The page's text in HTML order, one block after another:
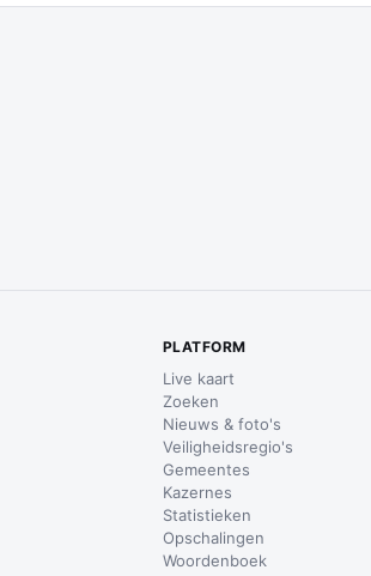
PLATFORM
Live kaart
Zoeken
Nieuws & foto's
Veiligheidsregio's
Gemeentes
Kazernes
Statistieken
Opschalingen
Woordenboek